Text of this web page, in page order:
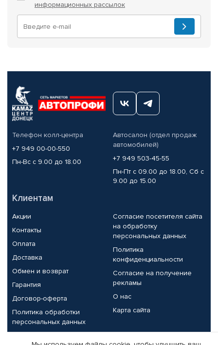
информационных рассылок
Телефон колл-центра
+7 949 00-00-550
Пн-Вс с 9.00 до 18.00
Автосалон (отдел продаж
автомобилей)
+7 949 503-45-55
Пн-Пт с 09.00 до 18.00, Сб с
9.00 до 15.00
Клиентам
Акции
Контакты
Оплата
Доставка
Обмен и возврат
Гарантия
Договор-оферта
Политика обработки
персональных данных
Согласие посетителя сайта
на обработку
персональных данных
Политика
конфиденциальности
Согласие на получение
рекламы
О нас
Карта сайта